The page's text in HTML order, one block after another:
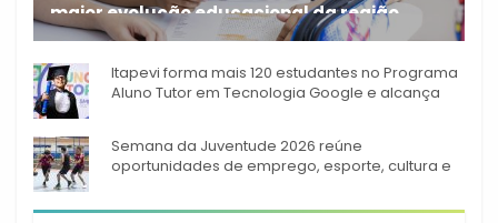
maior evolução educacional da região
A rede municipal de ensino
Itapevi forma mais 120 estudantes no Programa
Aluno Tutor em Tecnologia Google e alcança
Semana da Juventude 2026 reúne
oportunidades de emprego, esporte, cultura e